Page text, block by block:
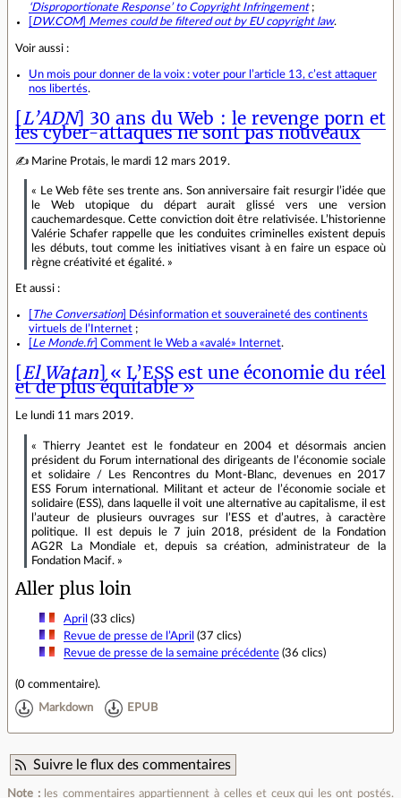
‘Disproportionate Response’ to Copyright Infringement;
DW.COM] Memes could be filtered out by EU copyright law.
Voir aussi :
Un mois pour donner de la voix : voter pour l’article 13, c’est attaquer
nos libertés.
[L’ADN] 30 ans du Web : le revenge porn et
les cyber‐attaques ne sont pas nouveaux
✍ Marine Protais, le mardi 12 mars 2019.
« Le Web fête ses trente ans. Son anniversaire fait resurgir l’idée que
le Web utopique du départ aurait glissé vers une version
cauchemardesque. Cette conviction doit être relativisée. L’historienne
Valérie Schafer rappelle que les conduites criminelles existent depuis
les débuts, tout comme les initiatives visant à en faire un espace où
règne créativité et égalité. »
Et aussi :
The Conversation] Désinformation et souveraineté des continents
virtuels de l’Internet ;
Le Monde.fr] Comment le Web a «avalé» Internet.
[El Watan] « L’ESS est une économie du réel
et de plus équitable »
Le lundi 11 mars 2019.
« Thierry Jeantet est le fondateur en 2004 et désormais ancien
président du Forum international des dirigeants de l’économie sociale
et solidaire / Les Rencontres du Mont‐Blanc, devenues en 2017
ESS Forum international. Militant et acteur de l’économie sociale et
solidaire (ESS), dans laquelle il voit une alternative au capitalisme, il est
l’auteur de plusieurs ouvrages sur l’ESS et d’autres, à caractère
politique. Il est depuis le 7 juin 2018, président de la Fondation
AG2R La Mondiale et, depuis sa création, administrateur de la
Fondation Macif. »
Aller plus loin
April (33 clics)
Revue de presse de l’April (37 clics)
Revue de presse de la semaine précédente(36 clics)
(0 commentaire).
Markdown EPUB
Suivre le flux des commentaires
Note :les commentaires appartiennent à celles et ceux qui les ont postés.